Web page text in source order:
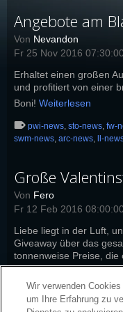
Angebote am
Von Nevandon
Fr 25 Nov 2016
Erhaltet einen großen
und profitiert von einer
Boni! Weiterlesen
pwi-news, sto-news, fw-
swm-news, arc-news, ll-
Große
Von Fero
Fr 12 Feb 2016
Liebe liegt in der Luft,
Giveaway über das
tonnenweise Preise,
pwi-news, sto-news fw-
ll-news
Wir verwenden
um Ihre Erfahrung zu